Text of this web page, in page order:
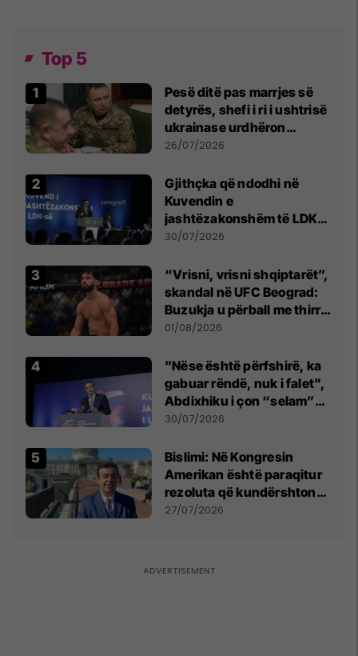
Top 5
Pesë ditë pas marrjes së
detyrës, shefi i ri i ushtrisë
ukrainase urdhëron
kontroll të madh
26/07/2026
Gjithçka që ndodhi në
Kuvendin e
jashtëzakonshëm të LDK-
së
30/07/2026
“Vrisni, vrisni shqiptarët”,
skandal në UFC Beograd:
Buzukja u përball me thirrje
anti-shqiptare nga
01/08/2026
"Nëse është përfshirë, ka
gabuar rëndë, nuk i falet",
Abdixhiku i çon “selam”
Përparim Ramës
30/07/2026
Bislimi: Në Kongresin
Amerikan është paraqitur
rezoluta që kundërshton
mbajtjen e Asamblesë
27/07/2026